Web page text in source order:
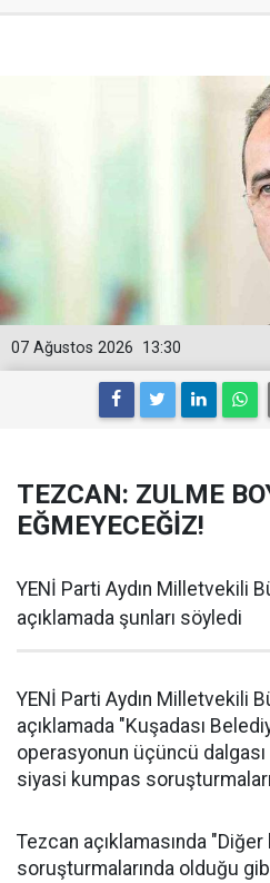
13:30
07 Ağustos 2026
TEZCAN: ZULME
EĞMEYECEĞİZ!
YENİ Parti Aydın Milletvekili
açıklamada şunları söyledi
YENİ Parti Aydın Milletvekili
açıklamada "Kuşadası
operasyonun üçüncü
siyasi kumpas
Tezcan açıklamasında
soruşturmalarında olduğu